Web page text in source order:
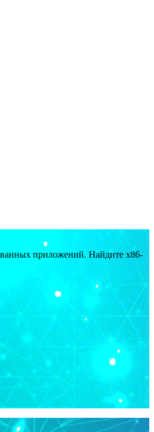
приложений. Найдите x86-